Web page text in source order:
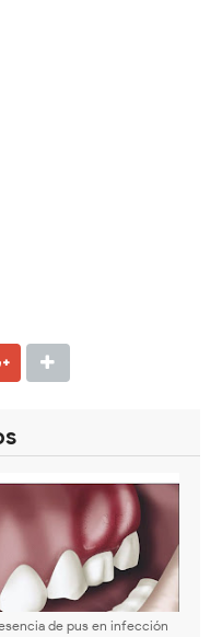
de pus en infección